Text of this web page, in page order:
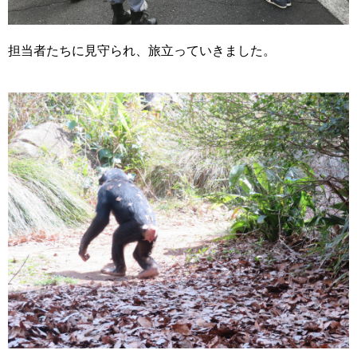
担当者たちに見守られ、旅立っていきました。